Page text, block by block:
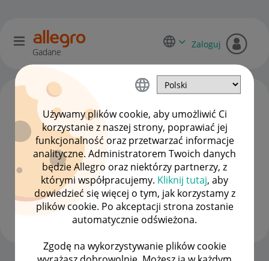
Używamy plików cookie, aby umożliwić Ci
korzystanie z naszej strony, poprawiać jej
funkcjonalność oraz przetwarzać informacje
analityczne. Administratorem Twoich danych
będzie Allegro oraz niektórzy partnerzy, z
którymi współpracujemy. Kliknij tutaj, aby
dowiedzieć się więcej o tym, jak korzystamy z
plików cookie. Po akceptacji strona zostanie
automatycznie odświeżona.
Zgodę na wykorzystywanie plików cookie
Gadane
Zaloguj
Jardi7
#8 Zapaleniec